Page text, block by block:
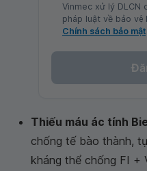
Vinmec xử lý DLCN
pháp luật về bảo vệ
Chính sách bảo mật
Thiếu máu ác tính
chống tế bào thành,
kháng thể chống FI +